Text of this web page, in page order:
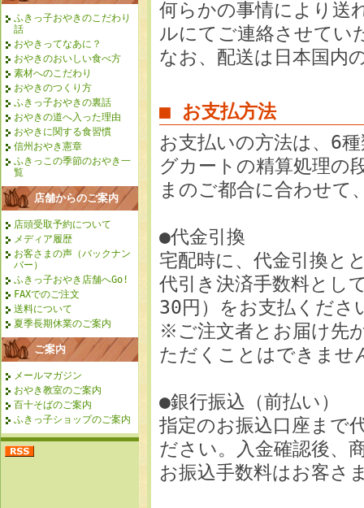
ふきっ子おやきのこだわり
話
おやきってなあに？
おやきのおいしい食べ方
素材へのこだわり
おやきのつくり方
ふきっ子おやきの裏話
おやきの道へ入った理由
おやきに関する食習慣
信州おやき憲章
ふきっこの季節のおやき一
覧
店舗からのご案内
店頭受取予約について
メディア履歴
お客さまの声（バックナン
バー）
ふきっ子おやき店舗へGo!
FAXでのご注文
送料について
夏季長期休業のご案内
ご案内
メールマガジン
おやき教室のご案内
百十そばのご案内
ふきっ子ショップのご案内
何らかの事情により送
ルにてご連絡させてい
なお、配送は日本国内
■ お支払方法
お支払いの方法は、6
グカートの精算処理の
まのご都合に合わせて
●代金引換
宅配時に、代金引換と
代引き決済手数料とし
30円）をお支払くださ
※ご注文者とお届け先
ただくことはできませ
●銀行振込（前払い）
指定のお振込口座まで
ださい。入金確認後、
お振込手数料はお客さ